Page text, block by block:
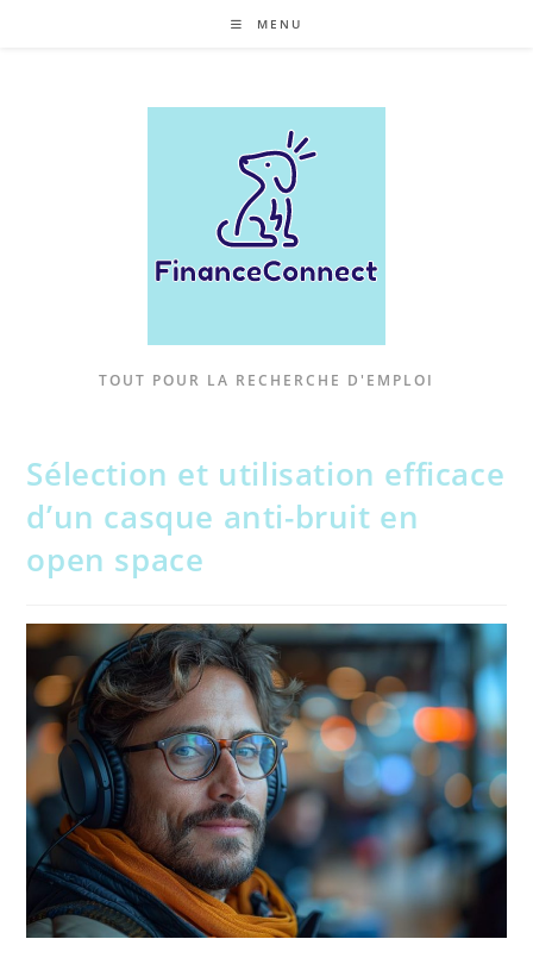
MENU
TOUT POUR LA RECHERCHE D'EMPLOI
Sélection et utilisation efficace
d’un casque anti-bruit en
open space